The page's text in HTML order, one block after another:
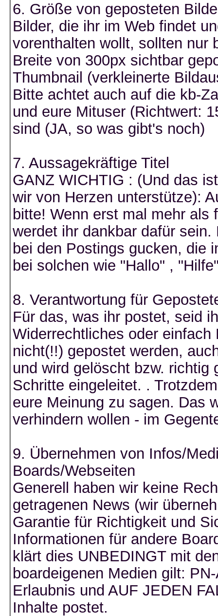
6. Größe von geposteten
Bilder, die ihr im Web findet
vorenthalten wollt, sollten nur
Breite von 300px sichtbar
Thumbnail (verkleinerte
Bitte achtet auch auf die kb-
und eure Mituser (Richtwert:
sind (JA, so was gibt's noch)
7. Aussagekräftige Titel
GANZ WICHTIG : (Und das
wir von Herzen unterstütze):
bitte! Wenn erst mal mehr als
werdet ihr dankbar dafür
bei den Postings gucken, die
bei solchen wie "Hallo" ,
8. Verantwortung für
Für das, was ihr postet, seid
Widerrechtliches oder
nicht(!!) gepostet werden,
und wird gelöscht bzw. richtig
Schritte eingeleitet. .
eure Meinung zu sagen. Das
verhindern wollen - im
9. Übernehmen von Infos/
Boards/Webseiten
Generell haben wir keine
getragenen News (wir
Garantie für Richtigkeit und
Informationen für andere
klärt dies UNBEDINGT mit
boardeigenen Medien gilt:
Erlaubnis und AUF JEDEN
Inhalte postet.